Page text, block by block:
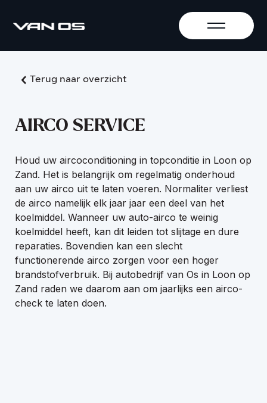
Terug naar overzicht
AIRCO SERVICE
Houd uw aircoconditioning in topconditie in Loon op
Zand. Het is belangrijk om regelmatig onderhoud
aan uw airco uit te laten voeren. Normaliter verliest
de airco namelijk elk jaar jaar een deel van het
koelmiddel. Wanneer uw auto-airco te weinig
koelmiddel heeft, kan dit leiden tot slijtage en dure
reparaties. Bovendien kan een slecht
functionerende airco zorgen voor een hoger
brandstofverbruik. Bij autobedrijf van Os in Loon op
Zand raden we daarom aan om jaarlijks een airco-
check te laten doen.